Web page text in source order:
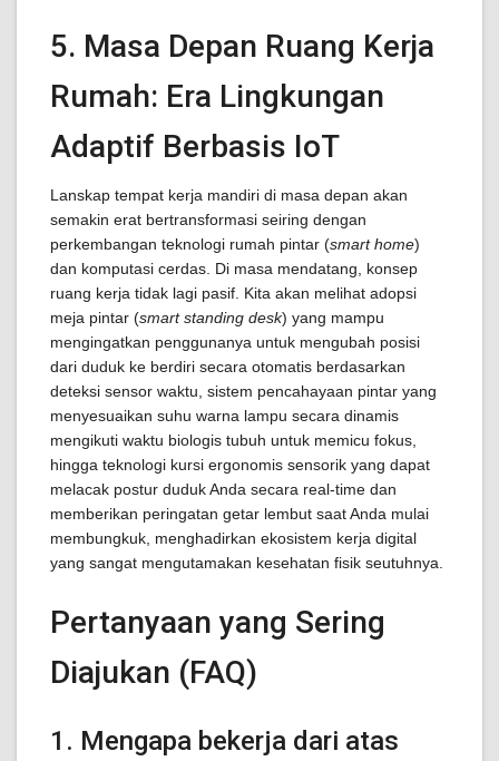
5. Masa Depan Ruang Kerja
Rumah: Era Lingkungan
Adaptif Berbasis IoT
Lanskap tempat kerja mandiri di masa depan akan
semakin erat bertransformasi seiring dengan
perkembangan teknologi rumah pintar (smart home)
dan komputasi cerdas. Di masa mendatang, konsep
ruang kerja tidak lagi pasif. Kita akan melihat adopsi
meja pintar (smart standing desk) yang mampu
mengingatkan penggunanya untuk mengubah posisi
dari duduk ke berdiri secara otomatis berdasarkan
deteksi sensor waktu, sistem pencahayaan pintar yang
menyesuaikan suhu warna lampu secara dinamis
mengikuti waktu biologis tubuh untuk memicu fokus,
hingga teknologi kursi ergonomis sensorik yang dapat
melacak postur duduk Anda secara real-time dan
memberikan peringatan getar lembut saat Anda mulai
membungkuk, menghadirkan ekosistem kerja digital
yang sangat mengutamakan kesehatan fisik seutuhnya.
Pertanyaan yang Sering
Diajukan (FAQ)
1. Mengapa bekerja dari atas